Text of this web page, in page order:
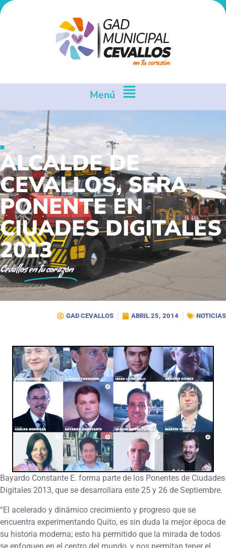
Menú
Inicio Noticias
ALCALDE DE
CEVALLOS, SERA
PONENTE EN
CIUADES DIGITALES
2013
Cevallosen tu corazón
GAD CEVALLOS ABRIL 25, 2014 NOTICIAS
Bayardo Constante E. forma parte de los Ponentes de Ciudades
Digitales 2013, que se desarrollara este 25 y 26 de Septiembre.
“El acelerado y dinámico crecimiento y progreso que se
encuentra experimentando Quito, es sin duda la mejor época de
su historia moderna; esto ha permitido que la mirada de todos
se enfoquen en el centro del mundo, y nos permitan tener el